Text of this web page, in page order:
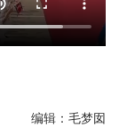
编辑：毛梦囡